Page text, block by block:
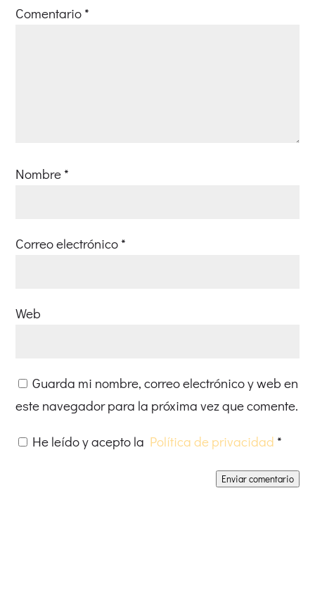
Comentario *
Nombre *
Correo electrónico *
Web
Guarda mi nombre, correo electrónico y web en
este navegador para la próxima vez que comente.
He leído y acepto la Política de privacidad *
Enviar comentario